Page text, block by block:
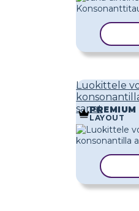
Luokittele
sanatPREMIUM
LAYOUT